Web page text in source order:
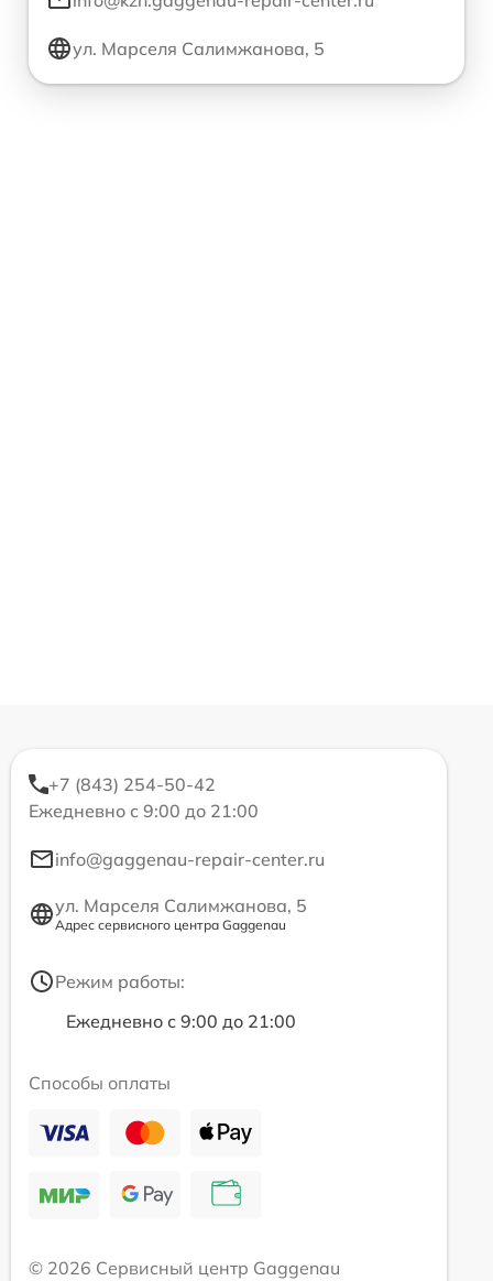
ул. Марселя Салимжанова, 5
+7 (843) 254-50-42
Ежедневно с 9:00 до 21:00
info@gaggenau-repair-center.ru
ул. Марселя Салимжанова, 5
Адрес сервисного центра Gaggenau
Режим работы:
Ежедневно с 9:00 до 21:00
Способы оплаты
© 2026 Сервисный центр Gaggenau